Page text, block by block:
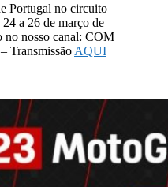
Portugal no circuito
a 26 de março de
no nosso canal: COM
AQUI